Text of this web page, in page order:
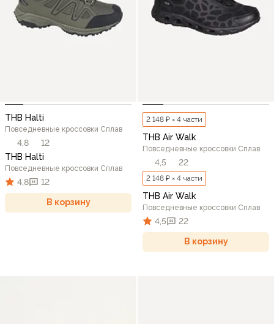
THB Halti
Повседневные кроссовки Сплав
4,8
12
THB Halti
Повседневные кроссовки Сплав
4,8 12
В корзину
2 148 ₽ × 4 части
THB Air Walk
Повседневные кроссовки Сплав
4,5 22
2 148 ₽ × 4 части
THB Air Walk
Повседневные кроссовки Сплав
4,5 22
В корзину